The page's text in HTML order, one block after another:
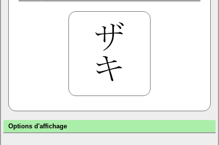
Options d'affichage